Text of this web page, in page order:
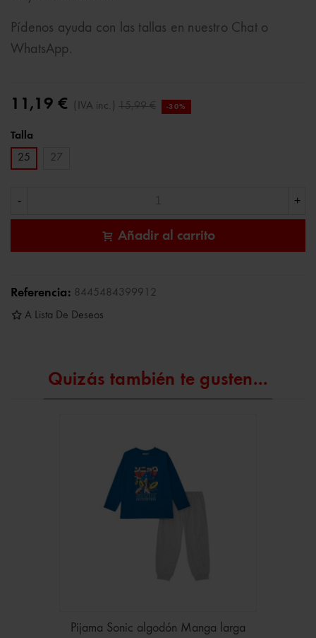
Pídenos ayuda con las tallas en nuestro Chat o
WhatsApp.
11,19 € (IVA inc.) 15,99 € -30%
Talla
25
27
- +
Añadir al carrito
Referencia: 8445484399912
A Lista De Deseos
Quizás también te gusten...
Pijama Sonic algodón Manga larga